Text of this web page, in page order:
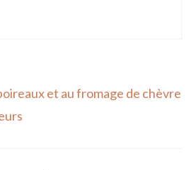
et au fromage de chèvre